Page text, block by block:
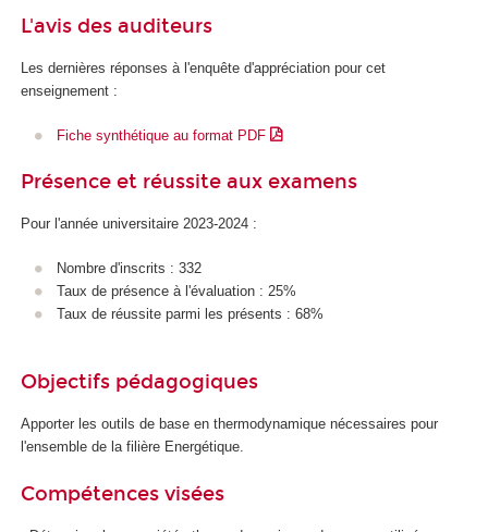
L'avis des auditeurs
Les dernières réponses à l'enquête d'appréciation pour cet
enseignement :
Fiche synthétique au format PDF
Présence et réussite aux examens
Pour l'année universitaire 2023-2024 :
Nombre d'inscrits : 332
Taux de présence à l'évaluation : 25%
Taux de réussite parmi les présents : 68%
Objectifs pédagogiques
Apporter les outils de base en thermodynamique nécessaires pour
l'ensemble de la filière Energétique.
Compétences visées